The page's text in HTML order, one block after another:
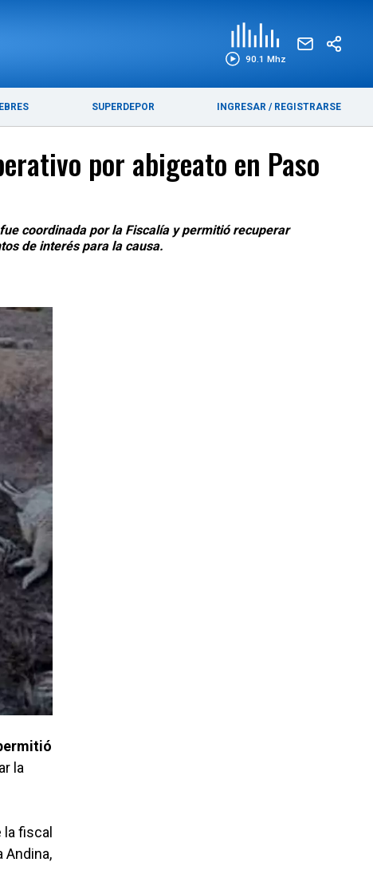
90.1 Mhz
SUPERDEPOR INGRESAR / REGISTRARSE
por abigeato en Paso
coordinada por la Fiscalía y permitió recuperar
de interés para la causa.
la
fiscal
Andina,